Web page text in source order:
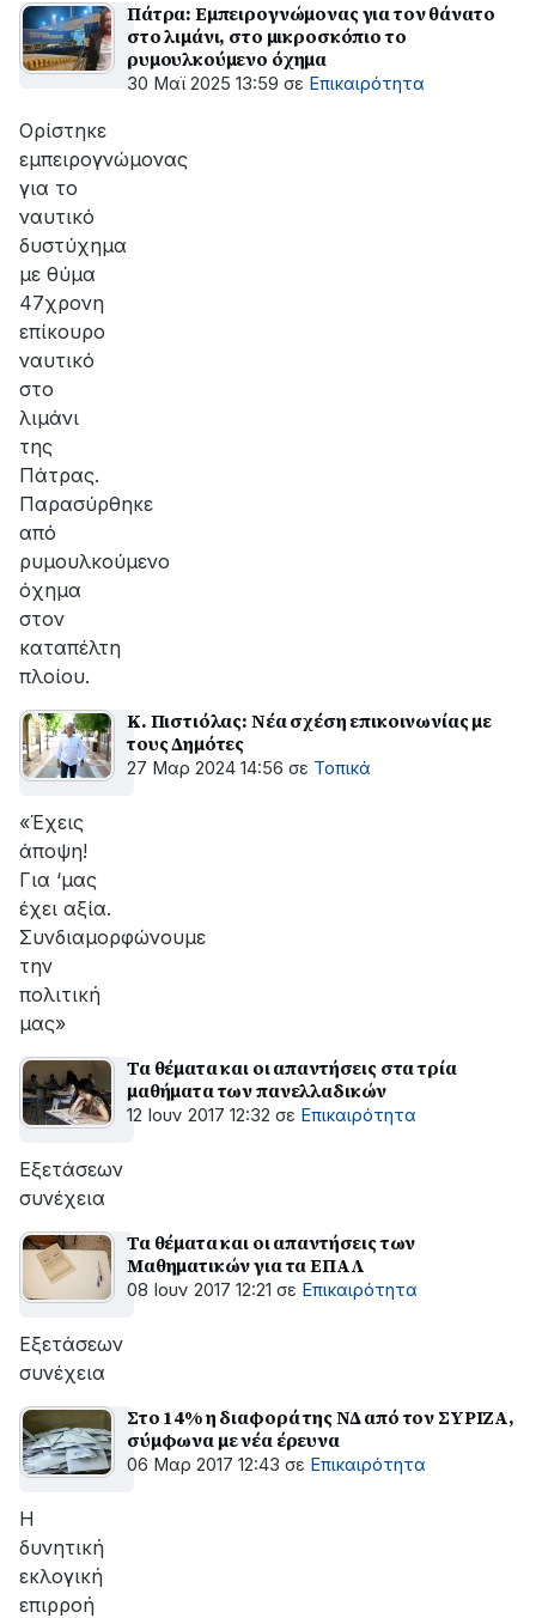
Πάτρα: Εμπειρογνώμονας για τον θάνατο
στο λιμάνι, στο μικροσκόπιο το
ρυμουλκούμενο όχημα
30 Μαϊ 2025 13:59 σε Επικαιρότητα
Ορίστηκε
εμπειρογνώμονας
για το
ναυτικό
δυστύχημα
με θύμα
47χρονη
επίκουρο
ναυτικό
στο
λιμάνι
της
Πάτρας.
Παρασύρθηκε
από
ρυμουλκούμενο
όχημα
στον
καταπέλτη
πλοίου.
Κ. Πιστιόλας: Νέα σχέση επικοινωνίας με
τους Δημότες
27 Μαρ 2024 14:56 σε Τοπικά
«Έχεις
άποψη!
Για ‘μας
έχει αξία.
Συνδιαμορφώνουμε
την
πολιτική
μας»
Τα θέματα και οι απαντήσεις στα τρία
μαθήματα των πανελλαδικών
12 Ιουν 2017 12:32 σε Επικαιρότητα
Εξετάσεων
συνέχεια
Τα θέματα και οι απαντήσεις των
Μαθηματικών για τα ΕΠΑΛ
08 Ιουν 2017 12:21 σε Επικαιρότητα
Εξετάσεων
συνέχεια
Στο 14% η διαφορά της ΝΔ από τον ΣΥΡΙΖΑ,
σύμφωνα με νέα έρευνα
06 Μαρ 2017 12:43 σε Επικαιρότητα
Η
δυνητική
εκλογική
επιρροή